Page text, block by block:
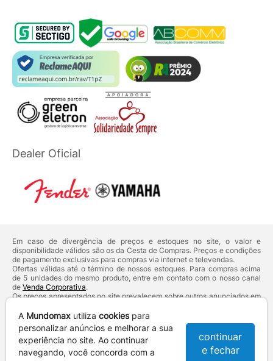
Dealer Oficial
Em caso de divergência de preços e estoques no site, o valor e
disponibilidade válidos são os da Cesta de Compras. Preços e condições
de pagamento exclusivas para compras via internet e televendas.
Ofertas válidas até o término de nossos estoques. Para compras acima
de 5 unidades do mesmo produto, entre em contato com o nosso canal
de Venda Corporativa.
Os preços apresentados no site prevalecem sobre outros anunciados em
Defesa do Consumidor:Lei nº 8.078.
Vendas sujeitas à confirmação de dados e análises de crédito e risco.
Razão Social: Hayamax Distribuidora de Produtos Eletrônicos Ltda -
CNPJ: 01.725.627/0002-53 - Endereço: R. Senador Souza Naves, 9 -
A Mundomax utiliza cookiespara
personalizar anúncios e melhorar a sua
experiência no site. Ao continuar
navegando, você concorda com a
continuar
e fechar